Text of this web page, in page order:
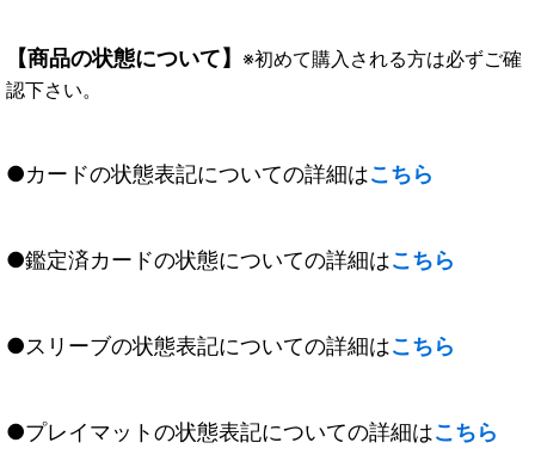
【商品の状態について】 ※初めて購入される方は必ずご確
認下さい。
●カードの状態表記についての詳細はこちら
●鑑定済カードの状態についての詳細はこちら
●スリーブの状態表記についての詳細はこちら
●プレイマットの状態表記についての詳細はこちら